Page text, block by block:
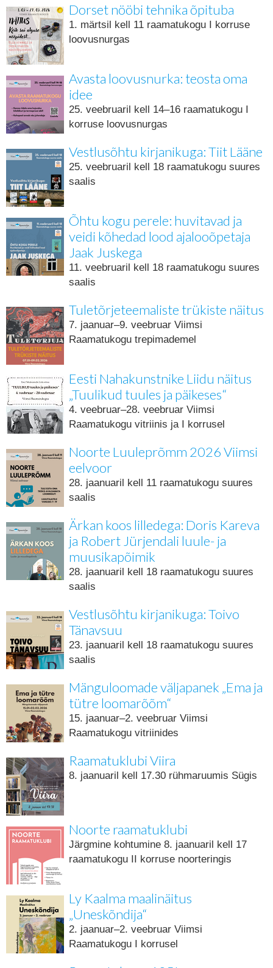
Dorset nööbi tehnika õpituba
1. märtsil kell 11 raamatukogu I korruse
loovusnurgas
Avasta loovusnurka: teosta oma
idee
25. veebruaril kell 14–16 raamatukogu I
korruse loovusnurgas
Vestlusõhtu kirjanikuga: Tiit Lääne
25. veebruaril kell 18 raamatukogu suures
saalis
Õhtu kogu perele: huvitavad ja
veidi kõhedad lood ajalooõpetaja
Jaak Juskega
11. veebruaril kell 18 raamatukogu suures
saalis
Tuletõrjeteemaliste trükiste näitus
7. jaanuar–9. veebruar Viimsi
Raamatukogu trepimademel
Eesti Nahakunstnike Liidu näitus
„Tuulikud tuules ja päikeses“
4. veebruar–28. veebruar Viimsi
Raamatukogu vitriinis ja I korrusel
Noorte Luuleprõmm 2026 Viimsi
eelvoor
28. jaanuaril kell 11 raamatukogu suures
saalis
Ärkan koos lilledega: Doris Kareva
ja Robert Jürjendali luule- ja
muusikapõimik
28. jaanuaril kell 18 raamatukogu suures
saalis
Vestlusõhtu kirjanikuga: Toivo
Tänavsuu
23. jaanuaril kell 18 raamatukogu suures
saalis
Mänguloomade väljapanek „Ema ja
tütre loomarõõm“
15. jaanuar–2. veebruar Viimsi
Raamatukogu vitriinides
Raamatuklubi Viira
8. jaanuaril kell 17.30 rühmaruumis Sügis
Noorte raamatuklubi
Järgmine kohtumine 8. jaanuaril kell 17
raamatukogu II korruse noorteringis
Ly Kaalma maalinäitus
„Uneskõndija“
2. jaanuar–2. veebruar Viimsi
Raamatukogu I korrusel